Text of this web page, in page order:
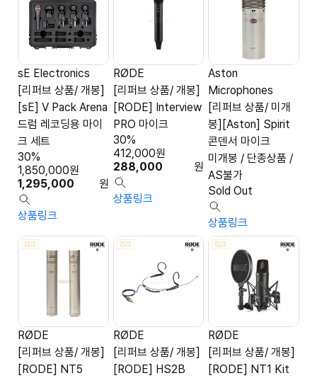
sE Electronics
[리퍼브 상품/ 개봉]
[sE] V Pack Arena
드럼 레코딩용 마이
크 세트
1,295,000 원
1,850,000원
30%
상품링크
RØDE
[리퍼브 상품/ 개봉]
[RODE] Interview
PRO 마이크
288,000 원
412,000원
30%
상품링크
Aston
Microphones
[리퍼브 상품/ 미개
봉][Aston] Spirit
콘덴서 마이크
미개봉 / 단종상품 /
AS불가
Sold Out
상품링크
RØDE
[리퍼브 상품/ 개봉]
[RODE] NT5
RØDE
[리퍼브 상품/ 개봉]
[RODE] HS2B
RØDE
[리퍼브 상품/ 개봉]
[RODE] NT1 Kit